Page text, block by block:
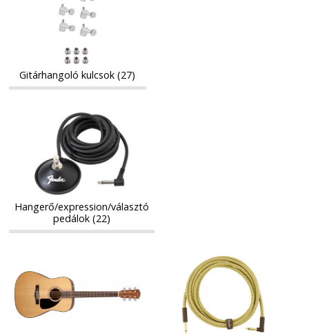
Gitárhangoló kulcsok (27)
Hangerő/expression/választó
Hangerő/expression/választó
Hangerő/expression/választó
pedálok (22)
Jumbo,
Folk
és
Travel
Jumbo,
Folk
és
Travel
Hangszer
kábelek